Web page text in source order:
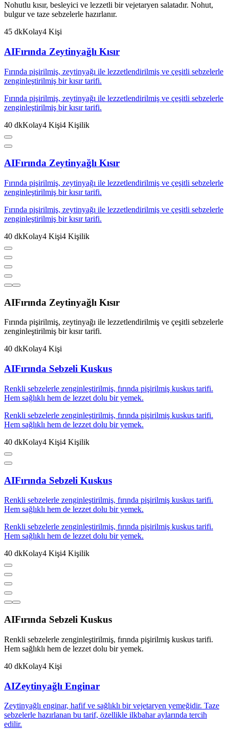
Nohutlu kısır, besleyici ve lezzetli bir vejetaryen salatadır. Nohut,
bulgur ve taze sebzelerle hazırlanır.
45 dkKolay4 Kişi
AIFırında Zeytinyağlı Kısır
Fırında pişirilmiş, zeytinyağı ile lezzetlendirilmiş ve çeşitli sebzelerle
zenginleştirilmiş bir kısır tarifi.
Fırında pişirilmiş, zeytinyağı ile lezzetlendirilmiş ve çeşitli sebzelerle
zenginleştirilmiş bir kısır tarifi.
40 dkKolay4 Kişi4 Kişilik
AIFırında Zeytinyağlı Kısır
Fırında pişirilmiş, zeytinyağı ile lezzetlendirilmiş ve çeşitli sebzelerle
zenginleştirilmiş bir kısır tarifi.
Fırında pişirilmiş, zeytinyağı ile lezzetlendirilmiş ve çeşitli sebzelerle
zenginleştirilmiş bir kısır tarifi.
40 dkKolay4 Kişi4 Kişilik
AIFırında Zeytinyağlı Kısır
Fırında pişirilmiş, zeytinyağı ile lezzetlendirilmiş ve çeşitli sebzelerle
zenginleştirilmiş bir kısır tarifi.
40 dkKolay4 Kişi
AIFırında Sebzeli Kuskus
Renkli sebzelerle zenginleştirilmiş, fırında pişirilmiş kuskus tarifi.
Hem sağlıklı hem de lezzet dolu bir yemek.
Renkli sebzelerle zenginleştirilmiş, fırında pişirilmiş kuskus tarifi.
Hem sağlıklı hem de lezzet dolu bir yemek.
40 dkKolay4 Kişi4 Kişilik
AIFırında Sebzeli Kuskus
Renkli sebzelerle zenginleştirilmiş, fırında pişirilmiş kuskus tarifi.
Hem sağlıklı hem de lezzet dolu bir yemek.
Renkli sebzelerle zenginleştirilmiş, fırında pişirilmiş kuskus tarifi.
Hem sağlıklı hem de lezzet dolu bir yemek.
40 dkKolay4 Kişi4 Kişilik
AIFırında Sebzeli Kuskus
Renkli sebzelerle zenginleştirilmiş, fırında pişirilmiş kuskus tarifi.
Hem sağlıklı hem de lezzet dolu bir yemek.
40 dkKolay4 Kişi
AIZeytinyağlı Enginar
Zeytinyağlı enginar, hafif ve sağlıklı bir vejetaryen yemeğidir. Taze
sebzelerle hazırlanan bu tarif, özellikle ilkbahar aylarında tercih
edilir.